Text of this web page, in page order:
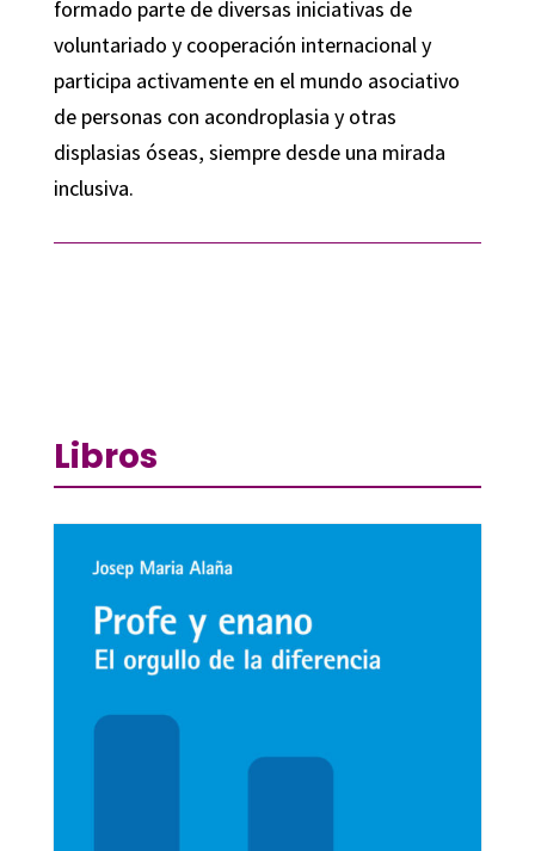
formado parte de diversas iniciativas de
voluntariado y cooperación internacional y
participa activamente en el mundo asociativo
de personas con acondroplasia y otras
displasias óseas, siempre desde una mirada
inclusiva.
Libros